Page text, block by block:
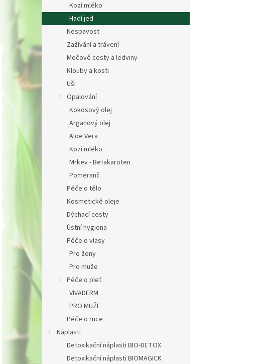
Kozí mléko
Hadí jed
Nespavost
Zažívání a trávení
Močové cesty a ledviny
Klouby a kosti
Uši
Opalování
Kokosový olej
Arganový olej
Aloe Vera
Kozí mléko
Mrkev - Betakaroten
Pomeranč
Péče o tělo
Kosmetické oleje
Dýchací cesty
Ústní hygiena
Péče o vlasy
Pro ženy
Pro muže
Péče o pleť
VIVADERM
PRO MUŽE
Péče o ruce
Náplasti
Detoxikační náplasti BIO-DETOX
Detoxikační náplasti BIOMAGICK